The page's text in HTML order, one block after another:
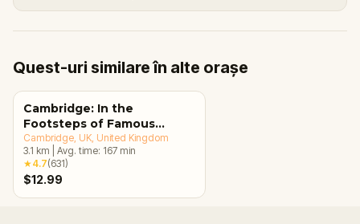
Quest-uri similare în alte orașe
Cambridge: In the
Footsteps of Famous
Alumni Walking Tour &
Escape Game
Cambridge, UK , United Kingdom
3.1 km Avg. time: 167 min
★4.7(631)
$12.99